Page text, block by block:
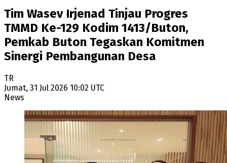
Tim Wasev Irjenad Tinjau Progres
TMMD Ke-129 Kodim 1413/Buton,
Pemkab Buton Tegaskan Komitmen
Sinergi Pembangunan Desa
TR
Jumat, 31 Jul 2026 10:02 UTC
News